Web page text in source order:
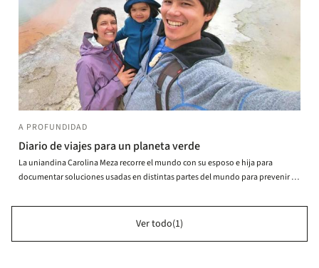
A PROFUNDIDAD
Diario de viajes para un planeta verde
La uniandina Carolina Meza recorre el mundo con su esposo e hija para
documentar soluciones usadas en distintas partes del mundo para prevenir el
Ver todo(1)